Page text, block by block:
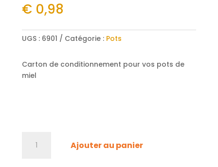
€0,98
UGS : 6901 Catégorie : Pots
Carton de conditionnement pour vos pots de
miel
Ajouter au panier